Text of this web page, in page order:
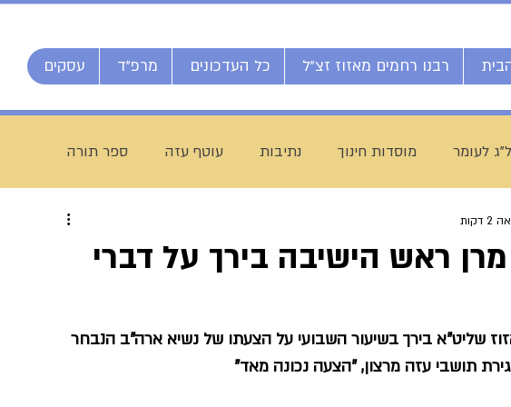
רבנו רחמים מאזוז זצ"ל כל העדכונים מרפ"ד עסקים
ל"ג לעומר מוסדות חינוך נתיבות עוטף עזה ספר תורה
הגדול הרב אליהו ענקרי
הרב מצליח חי מאזוז רשת הכוללים "רצופות"
ראש הישיבה בירך על דברי
שליט"א בירך בשיעור השבועי על הצעתו של נשיא ארה"ב הנבחר
תושבי עזה מרצון, "הצעה נכונה מאד"